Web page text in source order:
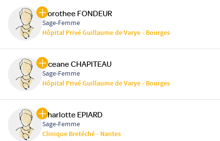
Dorothee FONDEUR
Sage-Femme
Hôpital Privé Guillaume de Varye - Bourges
Oceane CHAPITEAU
Sage-Femme
Hôpital Privé Guillaume de Varye - Bourges
Charlotte EPIARD
Sage-Femme
Clinique Bretéché - Nantes